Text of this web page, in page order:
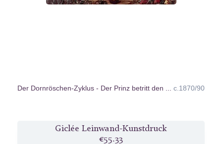
Der Dornröschen-Zyklus - Der Prinz betritt den ... c.1870/90
Giclée Leinwand-Kunstdruck
€55.33